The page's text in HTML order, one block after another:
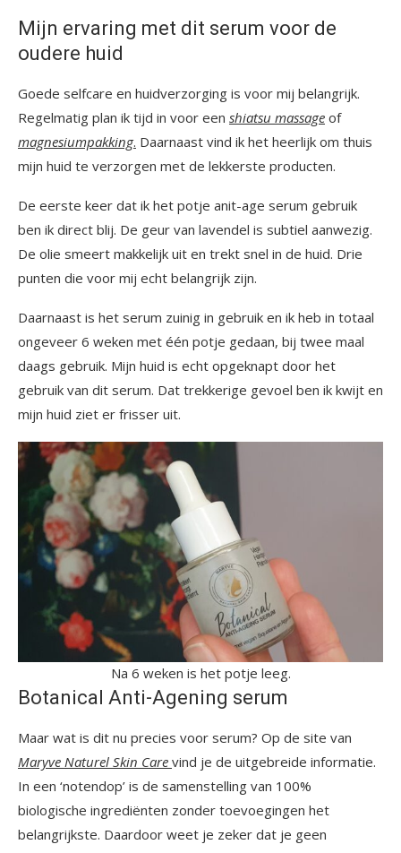
Mijn ervaring met dit serum voor de
oudere huid
Goede selfcare en huidverzorging is voor mij belangrijk.
Regelmatig plan ik tijd in voor een shiatsu massage of
magnesiumpakking. Daarnaast vind ik het heerlijk om thuis
mijn huid te verzorgen met de lekkerste producten.
De eerste keer dat ik het potje anit-age serum gebruik
ben ik direct blij. De geur van lavendel is subtiel aanwezig.
De olie smeert makkelijk uit en trekt snel in de huid. Drie
punten die voor mij echt belangrijk zijn.
Daarnaast is het serum zuinig in gebruik en ik heb in totaal
ongeveer 6 weken met één potje gedaan, bij twee maal
daags gebruik. Mijn huid is echt opgeknapt door het
gebruik van dit serum. Dat trekkerige gevoel ben ik kwijt en
mijn huid ziet er frisser uit.
Na 6 weken is het potje leeg.
Botanical Anti-Agening serum
Maar wat is dit nu precies voor serum? Op de site van
Maryve Naturel Skin Care vind je de uitgebreide informatie.
In een ‘notendop’ is de samenstelling van 100%
biologische ingrediënten zonder toevoegingen het
belangrijkste. Daardoor weet je zeker dat je geen